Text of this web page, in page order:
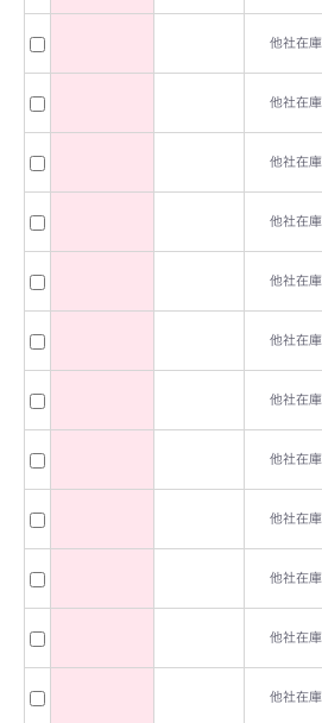
他社在庫
他社在庫
他社在庫
他社在庫
他社在庫
他社在庫
他社在庫
他社在庫
他社在庫
他社在庫
他社在庫
他社在庫